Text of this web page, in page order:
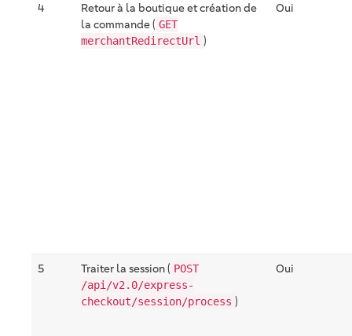
4
Retour à la boutique et création de
la commande ( GET
merchantRedirectUrl )
Oui
5 Traiter la session ( POST
/api/v2.0/express-
checkout/session/process )
Oui